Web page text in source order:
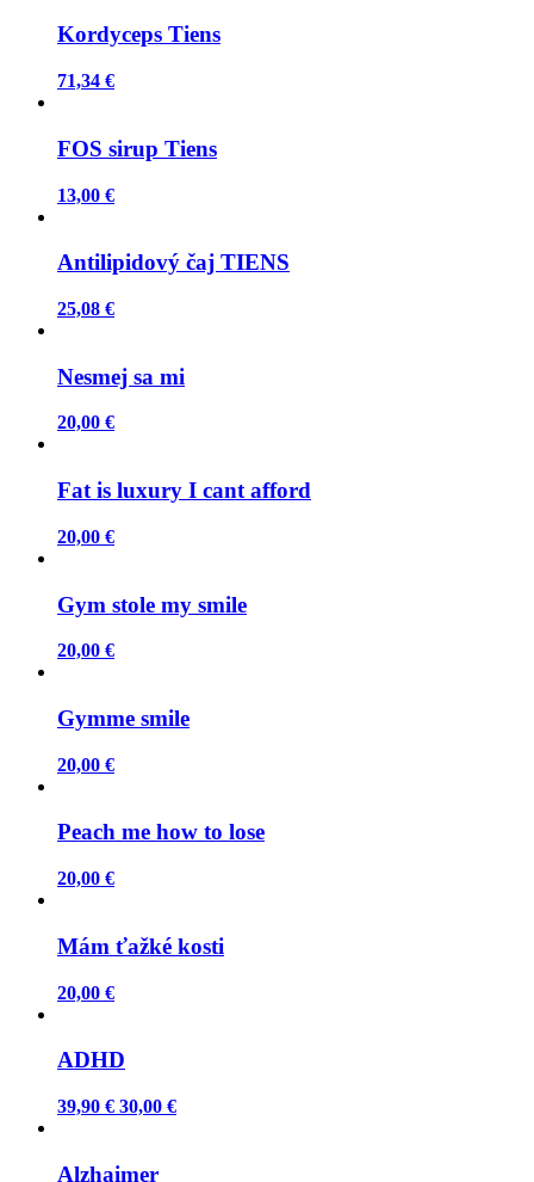
Kordyceps Tiens
71,34 €
FOS sirup Tiens
13,00 €
Antilipidový čaj TIENS
25,08 €
Nesmej sa mi
20,00 €
Fat is luxury I cant afford
20,00 €
Gym stole my smile
20,00 €
Gymme smile
20,00 €
Peach me how to lose
20,00 €
Mám ťažké kosti
20,00 €
ADHD
39,90 € 30,00 €
Alzhaimer